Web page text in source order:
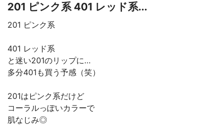
201 ピンク系 401 レッド系...
201 ピンク系
401 レッド系
と迷い201のリップに…
多分401も買う予感（笑）
201はピンク系だけど
コーラルっぽいカラーで
肌なじみ◎